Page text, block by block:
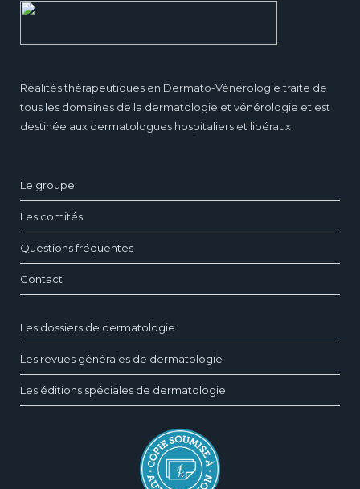
Réalités thérapeutiques en Dermato-Vénérologie traite de
tous les domaines de la dermatologie et vénérologie et est
destinée aux dermatologues hospitaliers et libéraux.
Le groupe
Les comités
Questions fréquentes
Contact
Les dossiers de dermatologie
Les revues générales de dermatologie
Les éditions spéciales de dermatologie